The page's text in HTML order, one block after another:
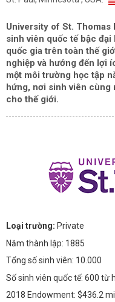
University of St. Thomas
sinh viên quốc tế bậc đại
quốc gia trên toàn thế
nghiệp và hướng đến lợi
một môi trường học tập
hứng, nơi sinh viên cùng
cho thế giới.
Loại trường: Private
Năm thành lập: 1885
Tổng số sinh viên: 10.000
Số sinh viên quốc tế: 600 từ
2018 Endowment: $436.2